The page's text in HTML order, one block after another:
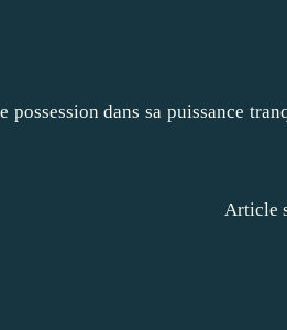
dans sa puissance
Article